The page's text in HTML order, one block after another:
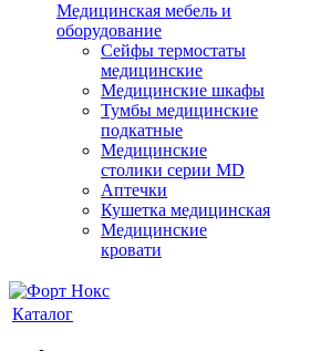
Медицинская мебель и
оборудование
Сейфы термостаты
медицинские
Медицинские шкафы
Тумбы медицинские
подкатные
Медицинские
столики серии MD
Аптечки
Кушетка медицинская
Медицинские
кровати
Каталог